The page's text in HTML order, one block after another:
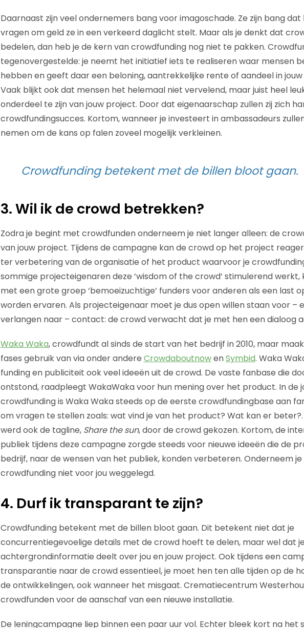
Daarnaast zijn veel ondernemers bang voor imagoschade. Ze zijn bang
vragen om geld ze in een verkeerd daglicht stelt. Maar als je denkt dat
bedelen, dan heb je de kern van crowdfunding nog niet te pakken.
tegenovergestelde: je neemt het initiatief iets te realiseren waar mensen
hebben en geeft daar een beloning, aantrekkelijke rente of aandeel in
Vaak blijkt ook dat mensen het helemaal niet vervelend, maar juist heel
onderdeel te zijn van jouw project. Door dat eigenaarschap zullen zij zich
crowdfundingsucces. Kortom, wanneer je investeert in ambassadeurs
nemen om de kans op falen zoveel mogelijk verkleinen.
Crowdfunding betekent met de billen bloot gaan.
3. Wil ik de crowd betrekken?
Zodra je begint met crowdfunden onderneem je niet langer alleen: de
van jouw project. Tijdens de campagne kan de crowd op het project
ter verbetering van de organisatie of het product waarvoor je
sommige projecteigenaren deze ‘wisdom of the crowd’ stimulerend
met een grote groep ‘bemoeizuchtige’ funders voor anderen als een last
worden ervaren. Als projecteigenaar moet je dus open willen staan voor –
verlangen naar – contact: de crowd verwacht dat je met hen een dialoog
Waka Waka, crowdfundt al sinds de start van het bedrijf in 2010, maar
fases gebruik van via onder andere CrowdaboutnowenSymbid. Waka
funding en publiciteit ook veel ideeën uit de crowd. De vaste fanbase die
ontstond, raadpleegt WakaWaka voor hun mening over het product. In de
crowdfunding is Waka Waka steeds op de eerste crowdfundingbase aan
om vragen te stellen zoals: wat vind je van het product? Wat kan er
werd ook de tagline, Share the sun, door de crowd gekozen. Kortom, de
publiek tijdens deze campagne zorgde steeds voor nieuwe ideeën die de
bedrijf, naar de wensen van het publiek, konden verbeteren. Onderneem je
crowdfunding niet voor jou weggelegd.
4. Durf ik transparant te zijn?
Crowdfunding betekent met de billen bloot gaan. Dit betekent niet dat je
concurrentiegevoelige details met de crowd hoeft te delen, maar wel dat je
achtergrondinformatie deelt over jou en jouw project. Ook tijdens een
transparantie naar de crowd essentieel, je moet hen ten alle tijden op de
de ontwikkelingen, ook wanneer het misgaat. Crematiecentrum
crowdfunden voor de aanschaf van een nieuwe installatie.
De leningcampagne liep binnen een paar uur vol. Echter bleek kort na het